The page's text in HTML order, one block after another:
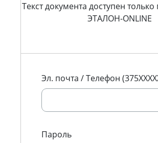
Текст документа доступен
ЭТАЛОН-ONLINE
Эл. почта / Телефон
Пароль